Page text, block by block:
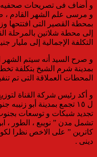
و أضاف فى تصريحات صحفيه
بمحطة القصير التى افتتحها
إلى محطة شلاتين بالمرحلة
التكلفة الإجمالية إلى مليار
و صرح السيد أنه سيتم الشهر
المحطات العملاقة التى تم
و أكد رئيس شركة القناة
ل ١٥ تجمع بمدينة أبو
تشمل مدن ” نويبع ، الطور ،
كاترين ” على الاخص نظرا
دينى .